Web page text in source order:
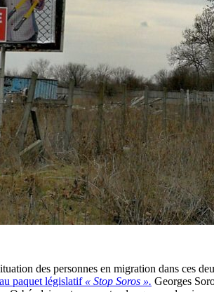
des personnes en migration dans ces
paquet législatif « Stop Soros ». Georges